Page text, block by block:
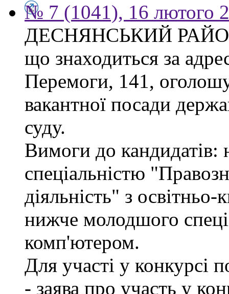
№ 7 (1041), 16 лютого
ДЕСНЯНСЬКИЙ
що знаходиться за
Перемоги, 141,
вакантної посади
суду.
Вимоги до кандидатів:
спеціальністю
діяльність" з
нижче молодшого
комп'ютером.
Для участі у конкурсі
- заява про участь у